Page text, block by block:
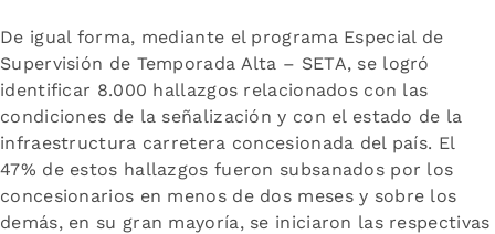
De igual forma, mediante el programa Especial de
Supervisión de Temporada Alta – SETA, se logró
identificar 8.000 hallazgos relacionados con las
condiciones de la señalización y con el estado de la
infraestructura carretera concesionada del país. El
47% de estos hallazgos fueron subsanados por los
concesionarios en menos de dos meses y sobre los
demás, en su gran mayoría, se iniciaron las respectivas